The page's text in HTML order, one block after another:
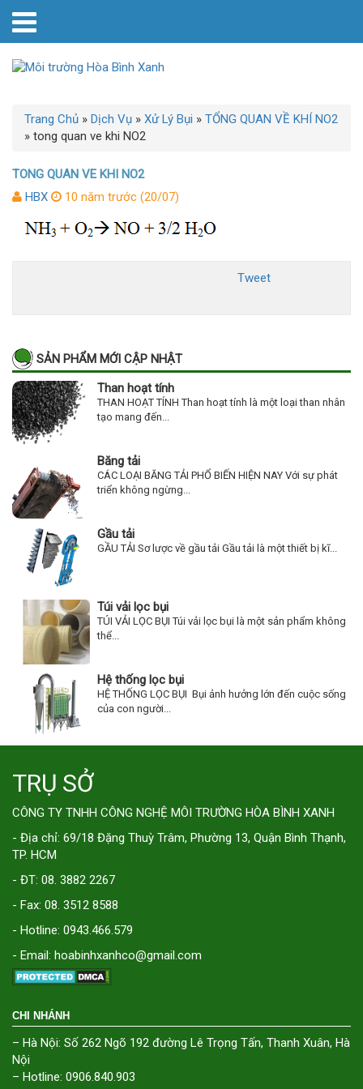
Trang Chủ » Dịch Vụ » Xử Lý Bụi » TỔNG QUAN VỀ KHÍ NO2
» tong quan ve khi NO2
TONG QUAN VE KHI NO2
HBX
10 năm trước (20/07)
Tweet
SẢN PHẨM MỚI CẬP NHẬT
Than hoạt tính
THAN HOẠT TÍNH Than hoạt tính là một loại than nhân
tạo mang đến...
Băng tải
CÁC LOẠI BĂNG TẢI PHỔ BIẾN HIỆN NAY Với sự phát
triển không ngừng...
Gầu tải
GẦU TẢI Sơ lược về gầu tải Gầu tải là một thiết bị kĩ...
Túi vải lọc bụi
TÚI VẢI LỌC BỤI Túi vải lọc bụi là một sản phẩm không
thể...
Hệ thống lọc bụi
HỆ THỐNG LỌC BỤI Bụi ảnh hưởng lớn đến cuộc sống
của con người...
TRỤ SỞ
CÔNG TY TNHH CÔNG NGHỆ MÔI TRƯỜNG HÒA BÌNH XANH
- Địa chỉ: 69/18 Đặng Thuỳ Trâm, Phường 13, Quận Bình Thạnh,
TP. HCM
- ĐT: 08. 3882 2267
- Fax: 08. 3512 8588
- Hotline: 0943.466.579
- Email: hoabinhxanhco@gmail.com
CHI NHÁNH
– Hà Nội: Số 262 Ngõ 192 đường Lê Trọng Tấn, Thanh Xuân, Hà
Nội
– Hotline: 0906.840.903